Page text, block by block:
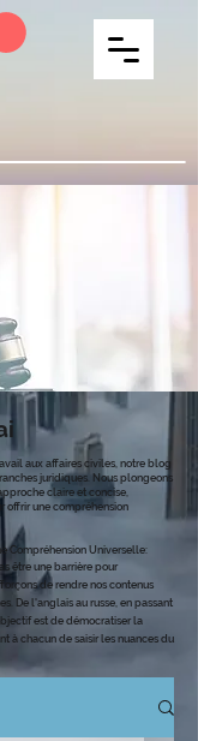
aux affaires civiles, notre blog
juridiques. Nous plongeons
claire et concise,
offrir une compréhension
Compréhension Universelle:
être une barrière pour
de rendre nos contenus
De l'anglais au russe, en passant
est de démocratiser la
à chacun de saisir les nuances du